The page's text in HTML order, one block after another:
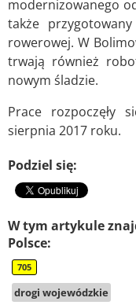
modernizowanego
także
rowerowej. W
trwają również
nowym śladzie.
Prace
sierpnia 2017 roku.
Podziel się:
W tym artykule
Polsce:
705
drogi wojewódzkie